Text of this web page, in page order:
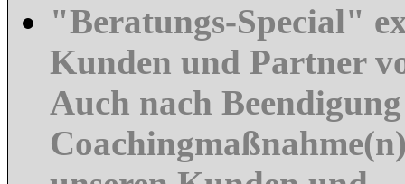
"Beratungs-Special"
Kunden und Partner
Auch nach